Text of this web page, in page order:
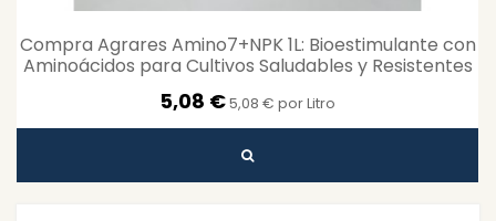
Compra Agrares Amino7+NPK 1L: Bioestimulante con
Aminoácidos para Cultivos Saludables y Resistentes
5,08 €5,08 € por Litro